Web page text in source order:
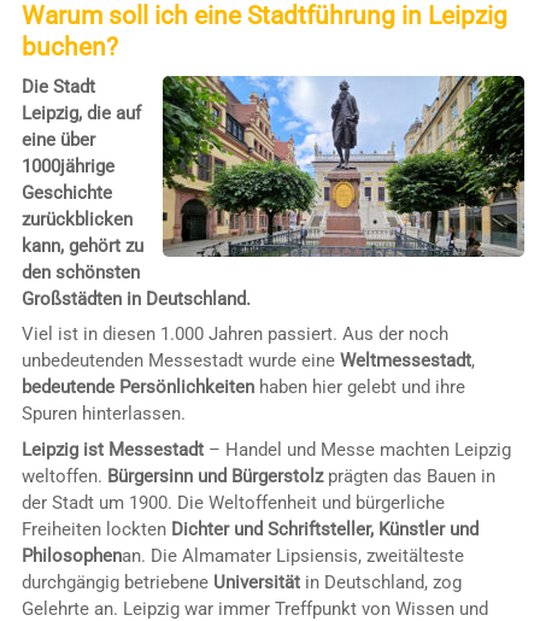
Warum soll ich eine Stadtführung in Leipzig
buchen?
Die Stadt
Leipzig, die auf
eine über
1000jährige
Geschichte
zurückblicken
kann, gehört zu
den schönsten
Großstädten in Deutschland.
Viel ist in diesen 1.000 Jahren passiert. Aus der noch
unbedeutenden Messestadt wurde eine Weltmessestadt,
bedeutende Persönlichkeitenhaben hier gelebt und ihre
Spuren hinterlassen.
Leipzig ist Messestadt– Handel und Messe machten Leipzig
weltoffen. Bürgersinn und Bürgerstolzprägten das Bauen in
der Stadt um 1900. Die Weltoffenheit und bürgerliche
Freiheiten lockten Dichter und Schriftsteller, Künstler und
Philosophenan. Die Almamater Lipsiensis, zweitälteste
durchgängig betriebene Universitätin Deutschland, zog
Gelehrte an. Leipzig war immer Treffpunkt von Wissen und